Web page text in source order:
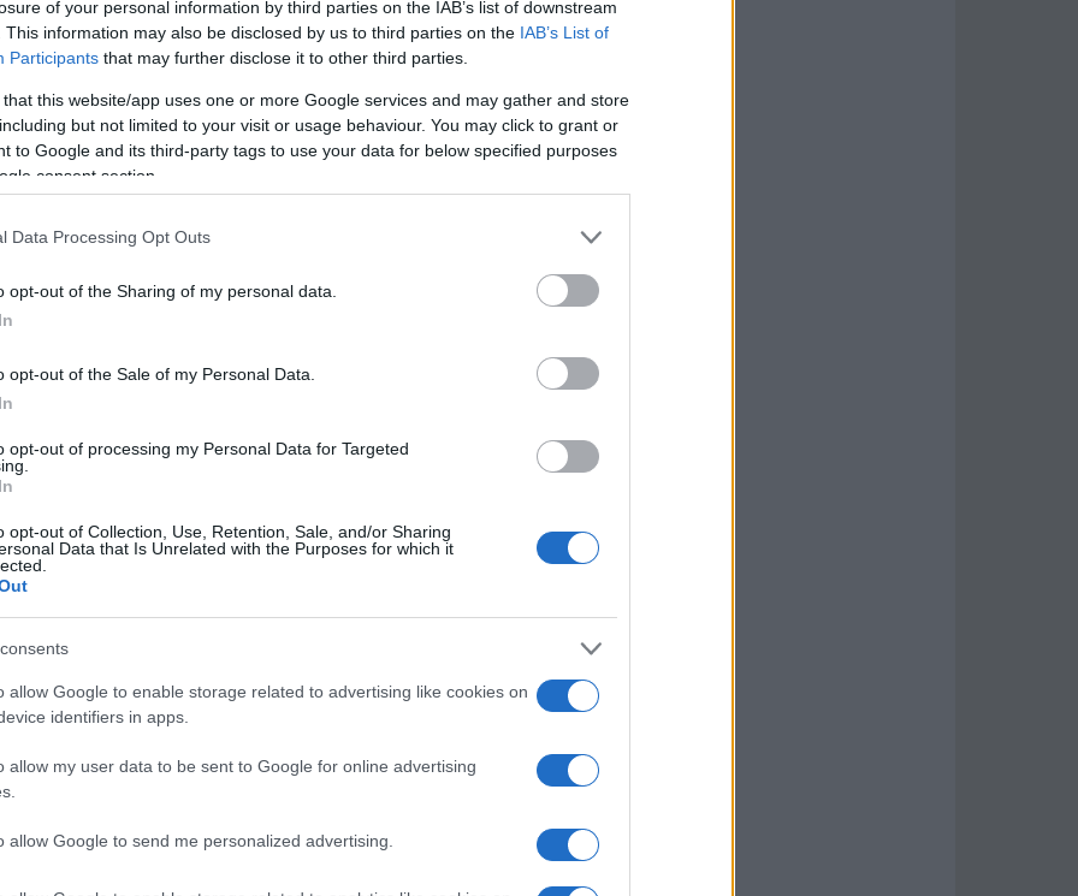
of your personal information by third parties on the IAB’s list of downstream
This information may also be disclosed by us to third parties on the IAB’s List of
Participants that may further disclose it to other third parties.
that this website/app uses one or more Google services and may gather and store
but not limited to your visit or usage behaviour. You may click to grant or
to Google and its third-party tags to use your data for below specified purposes
consent section.
Data Processing Opt Outs
opt-out of the Sharing of my personal data.
opt-out of the Sale of my Personal Data.
opt-out of processing my Personal Data for Targeted
opt-out of Collection, Use, Retention, Sale, and/or Sharing
Data that Is Unrelated with the Purposes for which it
allow Google to enable storage related to advertising like cookies on
identifiers in apps.
allow my user data to be sent to Google for online advertising
allow Google to send me personalized advertising.
agli insegnamenti di Gasperini – ha
serve un bravo allenatore e Conte è
soffrire le pressioni dell’ambiente, però
gioca”.
ci parlavo e, se vedevo che dopo una
lo confermavo. Altrimenti no” ha